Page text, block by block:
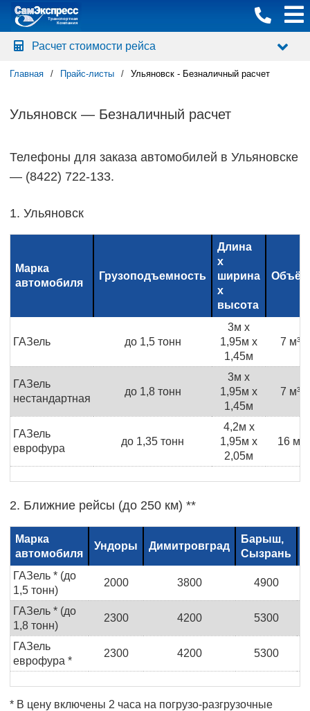
Транспортная
Компания
Расчет стоимости рейса
Главная Прайс-листы Ульяновск - Безналичный расчет
Ульяновск — Безналичный расчет
Телефоны для заказа автомобилей в Ульяновске
— (8422) 722-133.
1. Ульяновск
Марка
автомобиля
Грузоподъемность
Длина
x
ширина
x
высота
Объём
ГАЗель до 1,5 тонн
3м x
1,95м x
1,45м
7 м³
ГАЗель
нестандартная
до 1,8 тонн
3м x
1,95м x
1,45м
7 м³
ГАЗель
еврофура
до 1,35 тонн
4,2м x
1,95м x
2,05м
16 м³
2. Ближние рейсы (до 250 км) **
Марка
автомобиля
Ундоры Димитровград
Барыш,
Сызрань
ГАЗель * (до
1,5 тонн)
2000 3800 4900
ГАЗель * (до
1,8 тонн)
2300 4200 5300
ГАЗель
еврофура *
2300 4200 5300
* В цену включены 2 часа на погрузо-разгрузочные